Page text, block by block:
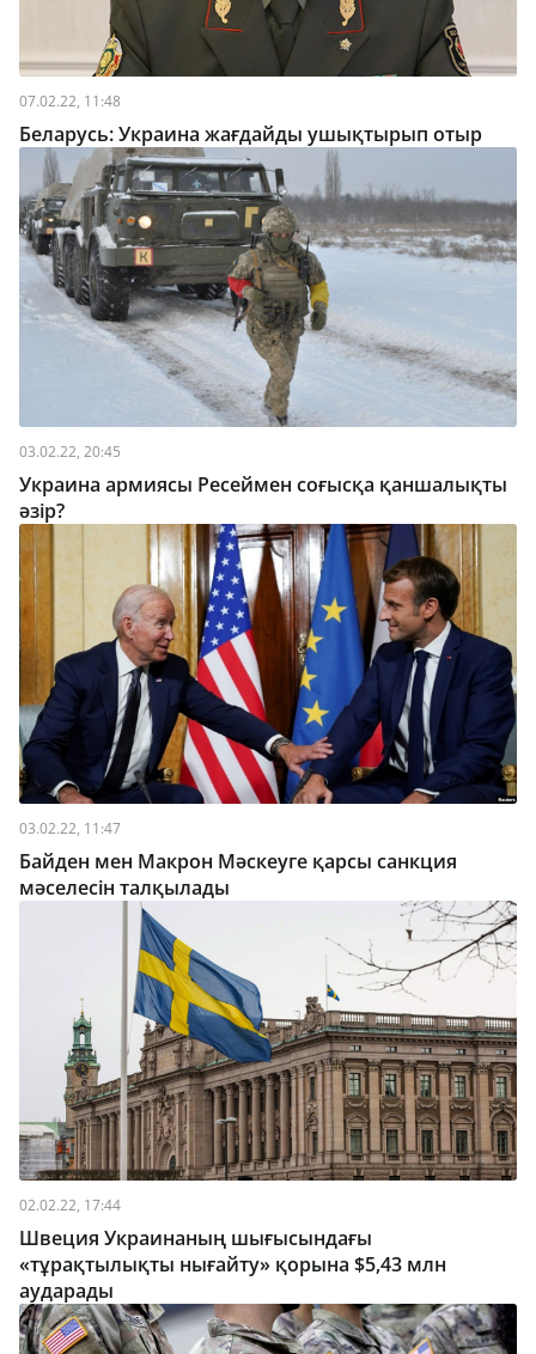
07.02.22, 11:48
Беларусь: Украина жағдайды ушықтырып отыр
03.02.22, 20:45
Украина армиясы Ресеймен соғысқа қаншалықты
әзір?
03.02.22, 11:47
Байден мен Макрон Мәскеуге қарсы санкция
мәселесін талқылады
02.02.22, 17:44
Швеция Украинаның шығысындағы
«тұрақтылықты нығайту» қорына $5,43 млн
аударады